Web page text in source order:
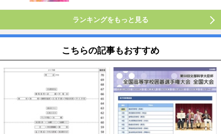
ランキングをもっと見る
こちらの記事もおすすめ